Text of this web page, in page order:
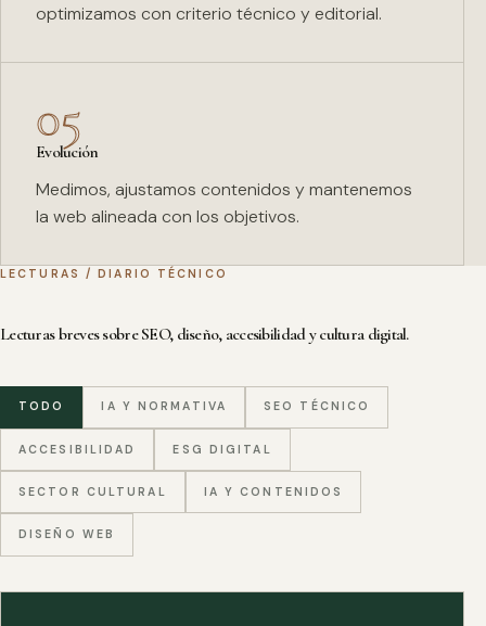
optimizamos con criterio técnico y editorial.
05
Evolución
Medimos, ajustamos contenidos y mantenemos
la web alineada con los objetivos.
LECTURAS / DIARIO TÉCNICO
Lecturas breves sobre SEO, diseño, accesibilidad y cultura digital.
TODO IA Y NORMATIVA SEO TÉCNICO
ACCESIBILIDAD ESG DIGITAL
SECTOR CULTURAL IA Y CONTENIDOS
DISEÑO WEB